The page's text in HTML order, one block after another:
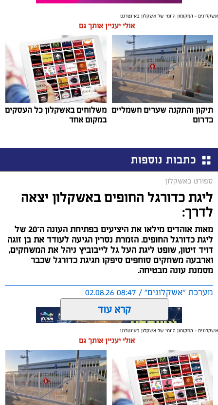
אשקלונים - המקומון היומי של אשקלון באינטרנט
אולי יעניין אותך גם
תיקון והתקנה שערים חשמליים
בדרום
משלוחים באשקלון כל העסקים
במקום אחד
כתבות נוספות
ספורט באשקלון
ליגת כדורגל החופים באשקלון יצאה
לדרך:
מאות אוהדים מילאו את היציעים בפתיחת העונה ה־20 של
ליגת כדורגל החופים. הזמרת נסרין הגיעה לעודד את בן זוגה
דויד זיטון, שופט ליגת העל גל לייבוביץ ניהל את המשחקים,
וארבעה משחקים סוחפים סיפקו חגיגת כדורגל שכבר
מסמנת עונה מבטיחה.
מערכת "אשקלונים" / 08:47 02.08.26
תגים:כדורגל, אשקלון, חופים
החול החם של אשקלון הסמיק השבוע מהתרגשות, כאשר
ליגת כדורגל החופים הוותיקה והיחידה בישראל פתחה
קרא עוד
אשקלונים - המקומון היומי של אשקלון באינטרנט
אולי יעניין אותך גם